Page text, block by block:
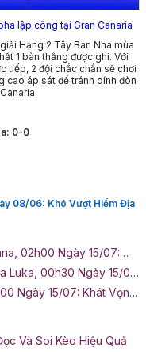
lập công tại Gran Canaria
Hạng 2 Tây Ban Nha mùa
1 bàn thắng được ghi. Với
tiếp, 2 đội chắc chắn sẽ chơi
cao áp sát để tránh dính đòn
0-0
08/06: Khó Vượt Hiểm Địa
02h00 Ngày 15/07:
Luka, 00h30 Ngày 15/07:
Ngày 15/07: Khát Vọng
Và Soi Kèo Hiệu Quả